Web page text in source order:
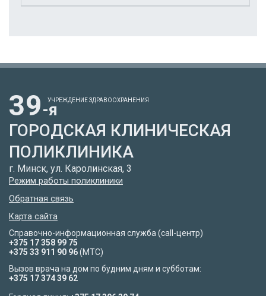
39-я
УЧРЕЖДЕНИЕ ЗДРАВООХРАНЕНИЯ
ГОРОДСКАЯ КЛИНИЧЕСКАЯ
ПОЛИКЛИНИКА
г. Минск, ул. Каролинская, 3
Режим работы поликлиники
Обратная связь
Карта сайта
Справочно-информационная служба (call-центр)
+375 17 358 99 75
+375 33 911 90 96(МТС)
Вызов врача на дом по будним дням и субботам:
+375 17 374 39 62